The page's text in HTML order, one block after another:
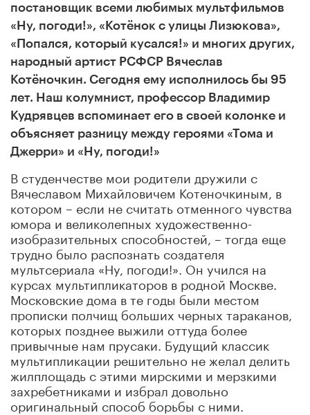
постановщик всеми любимых мультфильмов
«Ну, погоди!», «Котёнок с улицы Лизюкова»,
«Попался, который кусался!» и многих других,
народный артист РСФСР Вячеслав
Котёночкин. Сегодня ему исполнилось бы 95
лет. Наш колумнист, профессор Владимир
Кудрявцев вспоминает его в своей колонке и
объясняет разницу между героями «Тома и
Джерри» и «Ну, погоди!»
В студенчестве мои родители дружили с
Вячеславом Михайловичем Котеночкиным, в
котором – если не считать отменного чувства
юмора и великолепных художественно-
изобразительных способностей, – тогда еще
трудно было распознать создателя
мультсериала «Ну, погоди!». Он учился на
курсах мультипликаторов в родной Москве.
Московские дома в те годы были местом
прописки полчищ больших черных тараканов,
которых позднее выжили оттуда более
привычные нам прусаки. Будущий классик
мультипликации решительно не желал делить
жилплощадь с этими мирскими и мерзкими
захребетниками и избрал довольно
оригинальный способ борьбы с ними.